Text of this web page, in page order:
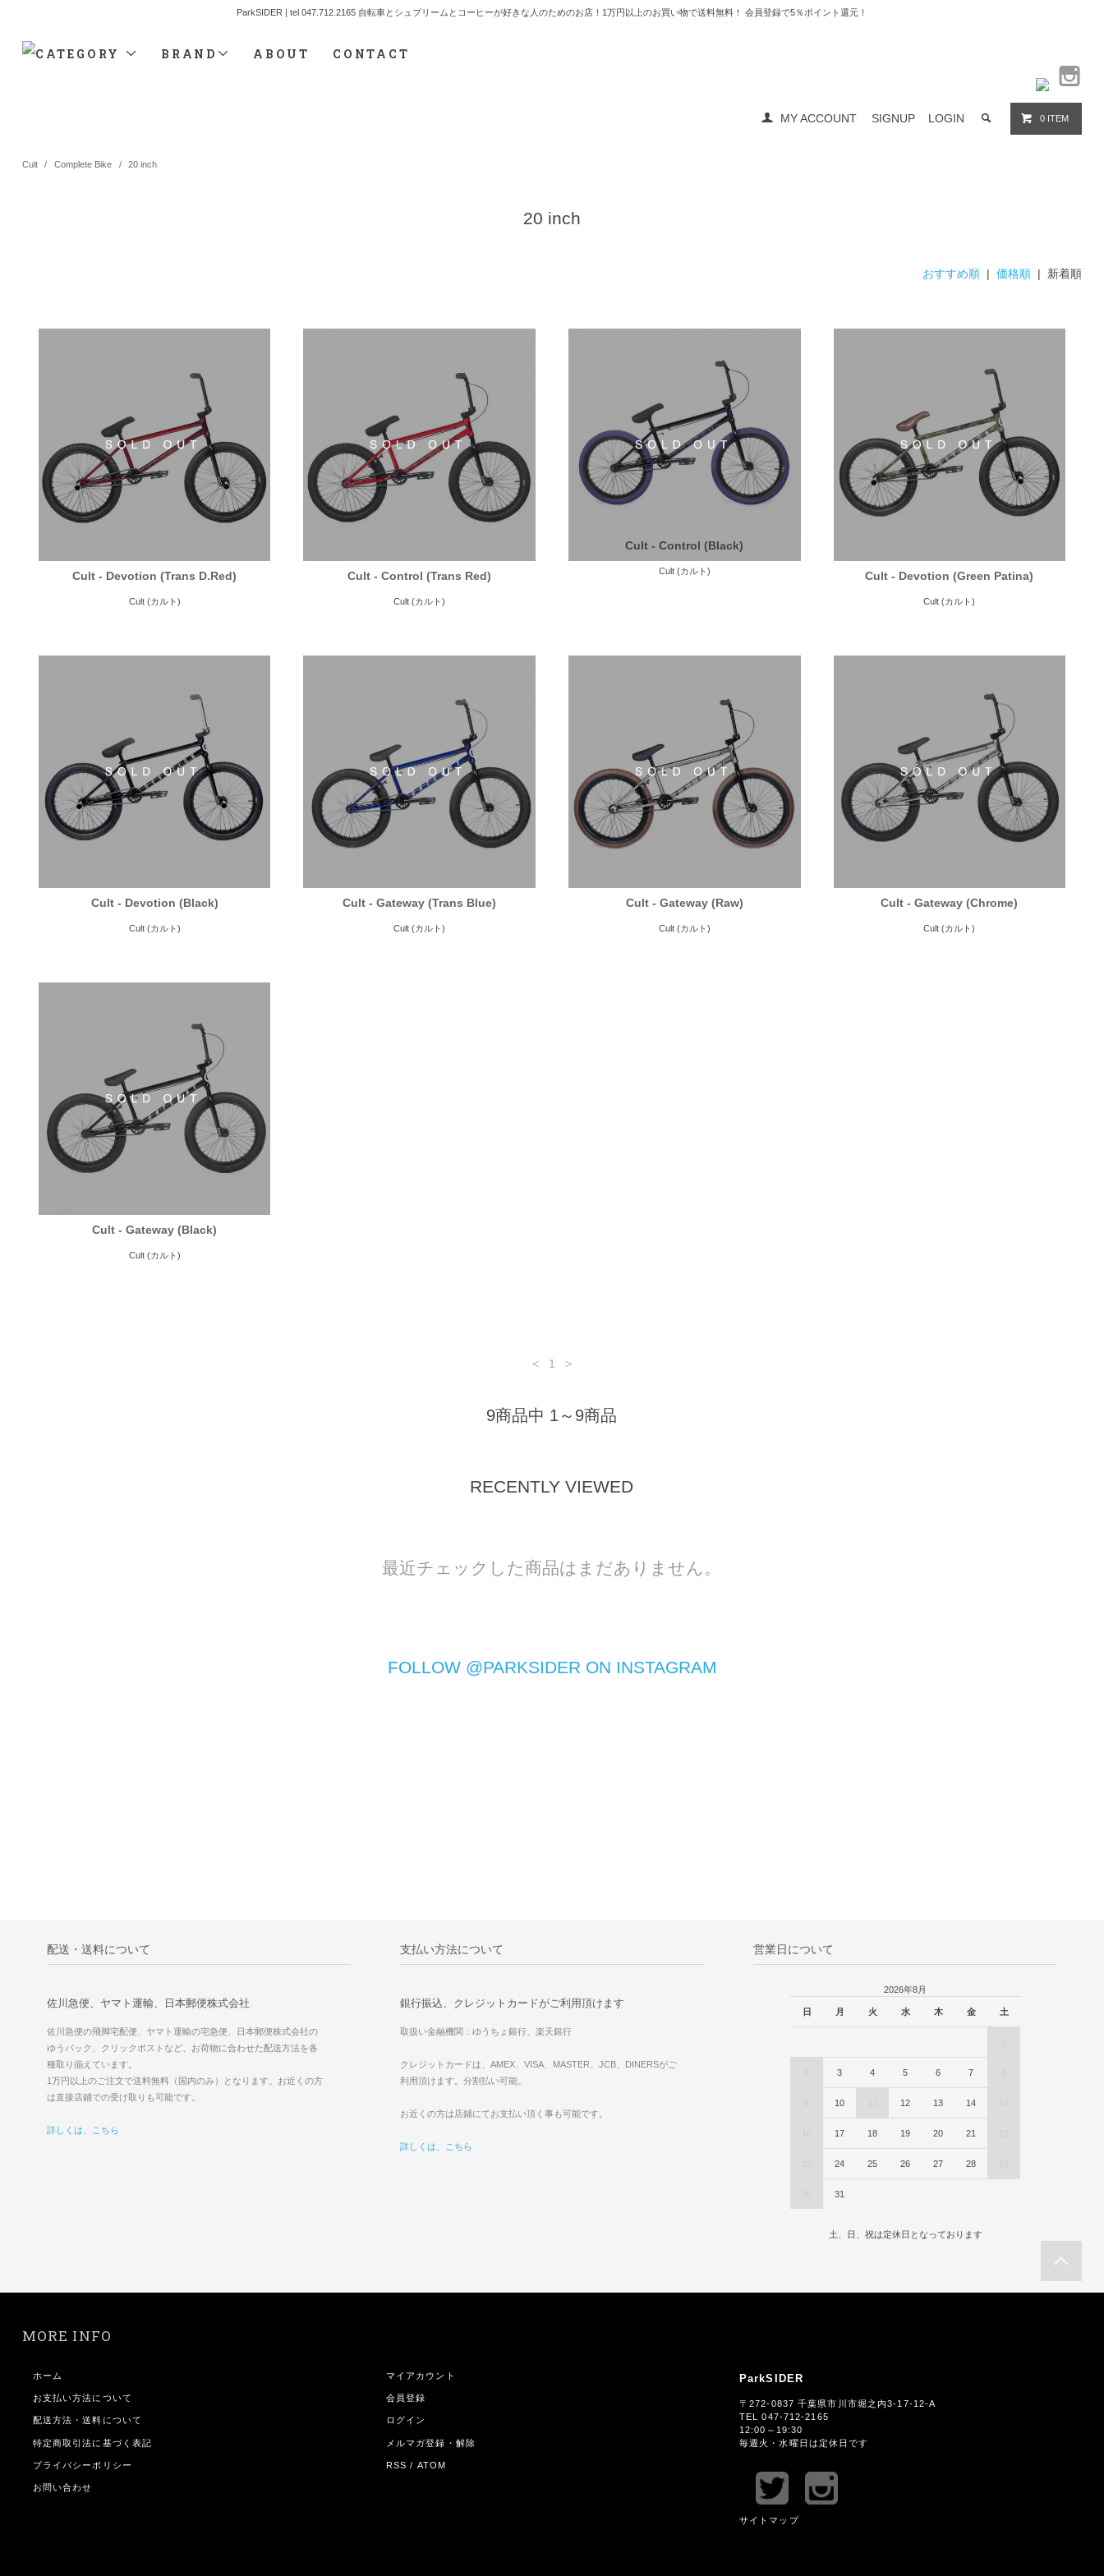
ParkSIDER | tel 047.712.2165 自転車とシュプリームとコーヒーが好きな人のためのお店！1万円以上のお買い物で送料無料！ 会員登録で5％ポイント還元！
MY ACCOUNT SIGNUP LOGIN 0 ITEM
CATEGORY BRAND ABOUT CONTACT
Cult / Complete Bike / 20 inch
20 inch
おすすめ順 |価格順 | 新着順
Cult - Devotion (Trans D.Red)
Cult (カルト)
Cult - Control (Trans Red)
Cult (カルト)
Cult - Control (Black)
Cult (カルト) Cult - Devotion (Green Patina)
Cult (カルト)
Cult - Devotion (Black)
Cult (カルト)
Cult - Gateway (Trans Blue)
Cult (カルト)
Cult - Gateway (Raw)
Cult (カルト)
Cult - Gateway (Chrome)
Cult (カルト)
Cult - Gateway (Black)
Cult (カルト)
< 1 >
9商品中 1～9商品
RECENTLY VIEWED
最近チェックした商品はまだありません。
FOLLOW @PARKSIDER ON INSTAGRAM
配送・送料について
佐川急便、ヤマト運輸、日本郵便株式会社
佐川急便の飛脚宅配便、ヤマト運輸の宅急便、日本郵便株式会社の
ゆうパック、クリックポストなど、お荷物に合わせた配送方法を各
種取り揃えています。
1万円以上のご注文で送料無料（国内のみ）となります。お近くの方
は直接店鋪での受け取りも可能です。
詳しくは、こちら
支払い方法について
銀行振込、クレジットカードがご利用頂けます
取扱い金融機関：ゆうちょ銀行、楽天銀行
クレジットカードは、AMEX、VISA、MASTER、JCB、DINERSがご
利用頂けます。分割払い可能。
お近くの方は店鋪にてお支払い頂く事も可能です。
詳しくは、こちら
営業日について
2026年8月
日 月 火 水 木 金 土
3 4 5 6 7
10 12 13 14
17 18 19 20 21
24 25 26 27 28
31
土、日、祝は定休日となっております
MORE INFO
ホーム
お支払い方法について
配送方法・送料について
特定商取引法に基づく表記
プライバシーポリシー
お問い合わせ
マイアカウント
会員登録
ログイン
メルマガ登録・解除
RSS / ATOM
ParkSIDER
〒272-0837 千葉県市川市堀之内3-17-12-A
TEL 047-712-2165
12:00～19:30
毎週火・水曜日は定休日です
サイトマップ